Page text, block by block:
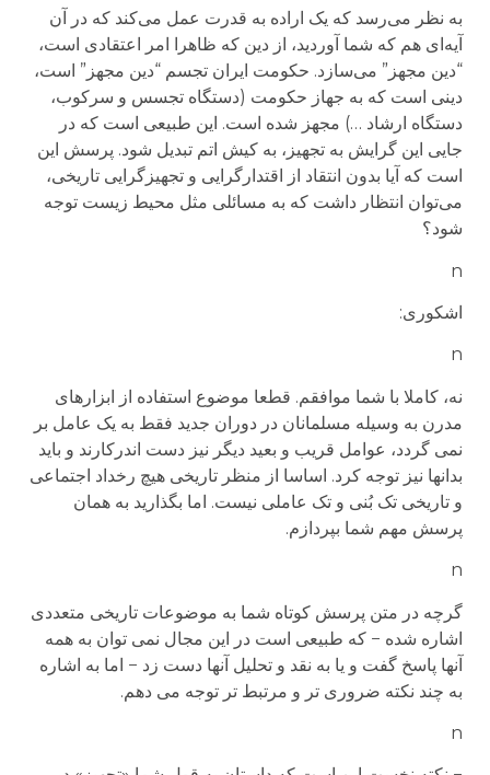
به نظر می‌رسد که یک اراده به قدرت عمل می‌کند که در آن
آیه‌ای هم که شما آوردید، از دین که ظاهرا امر اعتقادی است،
“دین مجهز” می‌سازد. حکومت ایران تجسم “دین مجهز” است،
دینی است که به جهاز حکومت (دستگاه تجسس و سرکوب،
دستگاه ارشاد …) مجهز شده است. این طبیعی است که در
جایی این گرایش به تجهیز، به کیش اتم تبدیل شود. پرسش این
است که آیا بدون انتقاد از اقتدارگرایی و تجهیزگرایی تاریخی،
می‌توان انتظار داشت که به مسائلی مثل محیط زیست توجه
شود؟
n
اشکوری:
n
نه، کاملا با شما موافقم. قطعا موضوع استفاده از ابزارهای
مدرن به وسیله مسلمانان در دوران جدید فقط به یک عامل بر
نمی گردد، عوامل قریب و بعید دیگر نیز دست اندرکارند و باید
بدانها نیز توجه کرد. اساسا از منظر تاریخی هیچ رخداد اجتماعی
و تاریخی تک بُنی و تک عاملی نیست. اما بگذارید به همان
پرسش مهم شما بپردازم.
n
گرچه در متن پرسش کوتاه شما به موضوعات تاریخی متعددی
اشاره شده − که طبیعی است در این مجال نمی توان به همه
آنها پاسخ گفت و یا به نقد و تحلیل آنها دست زد − اما به اشاره
به چند نکته ضروری تر و مرتبط تر توجه می دهم.
n